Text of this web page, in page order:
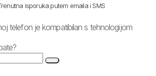
isporuka putem emaila i SMS
telefon je kompatibilan s tehnologijom